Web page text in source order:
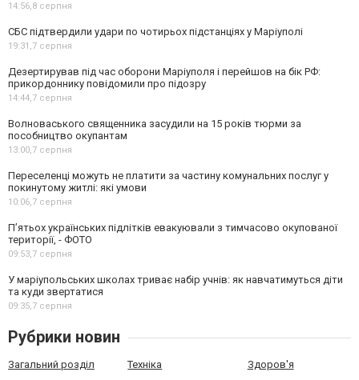
14:56,8 серпня
СБС підтвердили удари по чотирьох підстанціях у Маріуполі
19:31,7 серпня
Дезертирував під час оборони Маріуполя і перейшов на бік РФ:
прикордоннику повідомили про підозру
14:44,7 серпня
Волноваського священника засудили на 15 років тюрми за
пособництво окупантам
13:00,7 серпня
Переселенці можуть не платити за частину комунальних послуг у
покинутому житлі: які умови
10:06,7 серпня
П’ятьох українських підлітків евакуювали з тимчасово окупованої
території, - ФОТО
09:53,7 серпня
У маріупольських школах триває набір учнів: як навчатимуться діти
та куди звертатися
09:35,7 серпня
Рубрики новин
Загальний розділ Техніка Здоров'я